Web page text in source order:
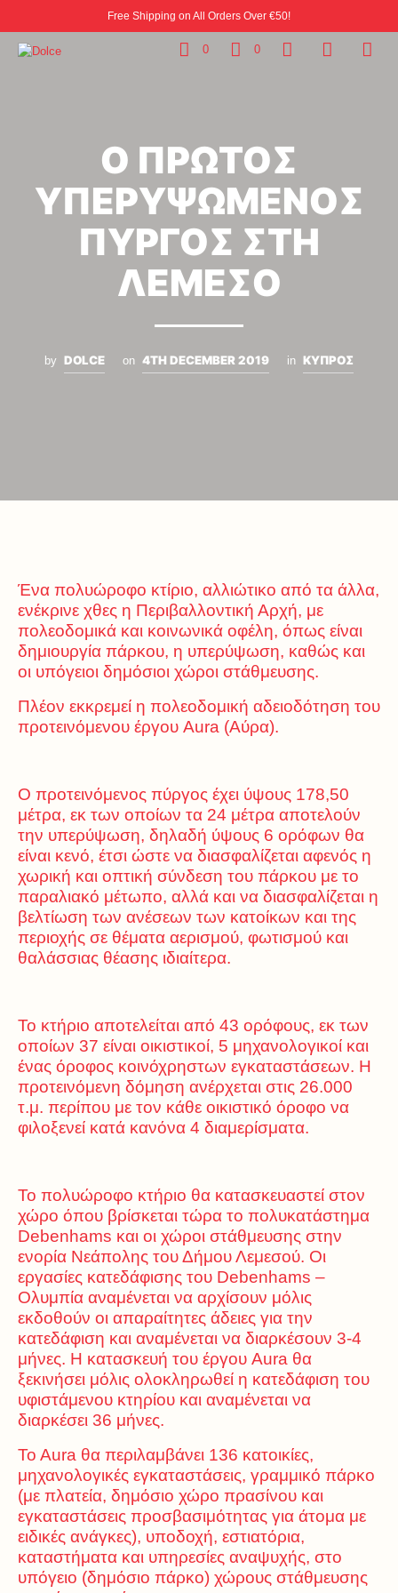
Free Shipping on All Orders Over €50!
0 0
Ο ΠΡΩΤΟΣ
ΥΠΕΡΥΨΩΜΕΝΟΣ
ΠΥΡΓΟΣ ΣΤΗ
ΛΕΜΕΣΟ
by DOLCE on 4TH DECEMBER 2019 in ΚΥΠΡΟΣ
Ένα πολυώροφο κτίριο, αλλιώτικο από τα άλλα,
ενέκρινε χθες η Περιβαλλοντική Αρχή, με
πολεοδομικά και κοινωνικά οφέλη, όπως είναι
δημιουργία πάρκου, η υπερύψωση, καθώς και
οι υπόγειοι δημόσιοι χώροι στάθμευσης.
Πλέον εκκρεμεί η πολεοδομική αδειοδότηση του
προτεινόμενου έργου Aura (Αύρα).
Ο προτεινόμενος πύργος έχει ύψους 178,50
μέτρα, εκ των οποίων τα 24 μέτρα αποτελούν
την υπερύψωση, δηλαδή ύψους 6 ορόφων θα
είναι κενό, έτσι ώστε να διασφαλίζεται αφενός η
χωρική και οπτική σύνδεση του πάρκου με το
παραλιακό μέτωπο, αλλά και να διασφαλίζεται η
βελτίωση των ανέσεων των κατοίκων και της
περιοχής σε θέματα αερισμού, φωτισμού και
θαλάσσιας θέασης ιδιαίτερα.
Το κτήριο αποτελείται από 43 ορόφους, εκ των
οποίων 37 είναι οικιστικοί, 5 μηχανολογικοί και
ένας όροφος κοινόχρηστων εγκαταστάσεων. Η
προτεινόμενη δόμηση ανέρχεται στις 26.000
τ.μ. περίπου με τον κάθε οικιστικό όροφο να
φιλοξενεί κατά κανόνα 4 διαμερίσματα.
Το πολυώροφο κτήριο θα κατασκευαστεί στον
χώρο όπου βρίσκεται τώρα το πολυκατάστημα
Debenhams και οι χώροι στάθμευσης στην
ενορία Νεάπολης του Δήμου Λεμεσού. Οι
εργασίες κατεδάφισης του Debenhams –
Ολυμπία αναμένεται να αρχίσουν μόλις
εκδοθούν οι απαραίτητες άδειες για την
κατεδάφιση και αναμένεται να διαρκέσουν 3-4
μήνες. Η κατασκευή του έργου Aura θα
ξεκινήσει μόλις ολοκληρωθεί η κατεδάφιση του
υφιστάμενου κτηρίου και αναμένεται να
διαρκέσει 36 μήνες.
To Aura θα περιλαμβάνει 136 κατοικίες,
μηχανολογικές εγκαταστάσεις, γραμμικό πάρκο
(με πλατεία, δημόσιο χώρο πρασίνου και
εγκαταστάσεις προσβασιμότητας για άτομα με
ειδικές ανάγκες), υποδοχή, εστιατόρια,
καταστήματα και υπηρεσίες αναψυχής, στο
υπόγειο (δημόσιο πάρκο) χώρους στάθμευσης